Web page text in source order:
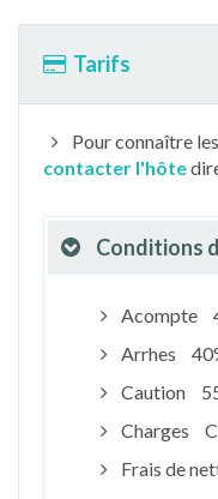
Tarifs
Pour connaître
contacter l'hôte
Conditions
Acompte
Arrhes
Caution
Charges
Frais de